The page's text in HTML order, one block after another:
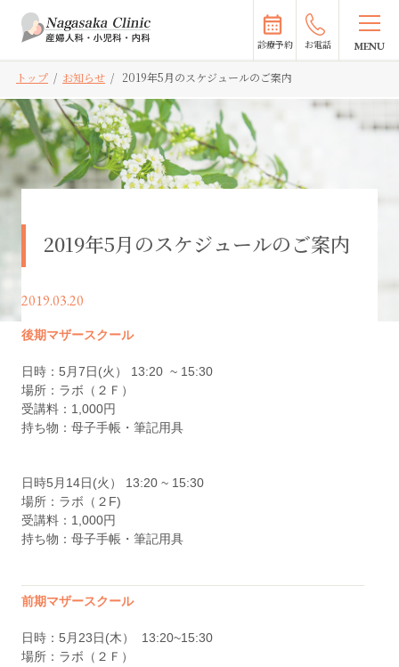
診療予約 お電話
トップ / お知らせ / 2019年5月のスケジュールのご案内
2019年5月のスケジュールのご案内
2019.03.20
後期マザースクール
日時：5月7日(火） 13:20 ~ 15:30
場所：ラボ（２Ｆ）
受講料：1,000円
持ち物：母子手帳・筆記用具
日時5月14日(火） 13:20 ~ 15:30
場所：ラボ（２F)
受講料：1,000円
持ち物：母子手帳・筆記用具
前期マザースクール
日時：5月23日(木） 13:20~15:30
場所：ラボ（２Ｆ）